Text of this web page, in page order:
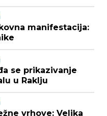
manifestacija:
se prikazivanje
u Raklju
vrhove: Velika